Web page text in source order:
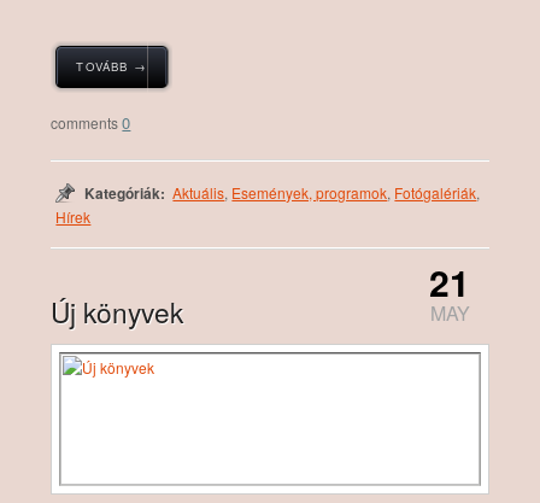
TOVÁBB →
0
Kategóriák: Aktuális, Események, programok, Fotógalériák,
Hírek
Új könyvek
21
MAY